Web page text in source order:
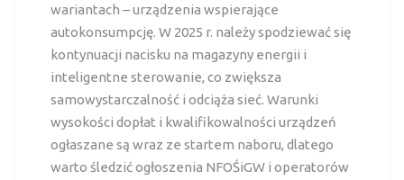
wariantach – urządzenia wspierające
autokonsumpcję. W 2025 r. należy spodziewać się
kontynuacji nacisku na magazyny energii i
inteligentne sterowanie, co zwiększa
samowystarczalność i odciąża sieć. Warunki
wysokości dopłat i kwalifikowalności urządzeń
ogłaszane są wraz ze startem naboru, dlatego
warto śledzić ogłoszenia NFOŚiGW i operatorów